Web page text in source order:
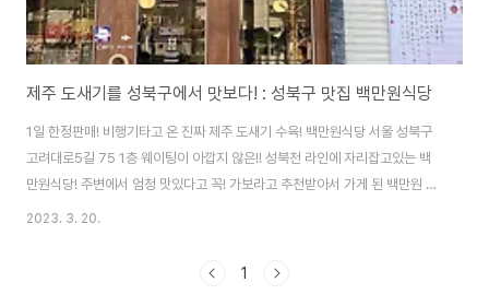
제주 도새기를 성북구에서 맛보다! : 성북구 맛집 백만원식당
1일 한정판매! 비행기타고 온 진짜 제주 도새기 수육! 백만원식당 서울 성북구
고려대로5길 75 1층 웨이팅이 아깝지 않은!! 성북천 라인에 자리잡고있는 백
만원식당! 주변에서 엄청 맛있다고 꼭! 가보라고 추천받아서 가게 된 백만원 식
당! 5시 반쯤 도착했는데 만석 이었다. 하지만 대기순번 1번! 오예~ 대기 할 때
집으로 인정받은 백만원 식당~~ 이렇게 대기 의자가 2개 있고, 웨이팅 시 전화
2023. 3. 20.
1